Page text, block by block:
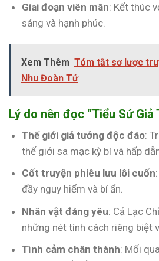
Giai đoạn viên mãn: Kết thúc
sáng và hạnh phúc.
Xem Thêm Tóm tắt sơ lược
Nhu Đoàn Tử
Lý do nên đọc “Tiểu Sứ Giả
Thế giới giả tưởng độc đáo:
thế giới sa mạc kỳ bí và hấp
Cốt truyện phiêu lưu lôi cuốn
đầy nguy hiểm và bí ẩn.
Nhân vật đáng yêu: Cả Lạc
những nét tính cách riêng biệt
Tình cảm chân thành: Mối